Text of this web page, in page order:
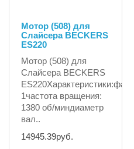
Мотор (508) для
Слайсера BECKERS
ES220
Мотор (508) для
Слайсера BECKERS
ES220Характеристики:фазы:
1частота вращения:
1380 об/миндиаметр
вал..
14945.39руб.